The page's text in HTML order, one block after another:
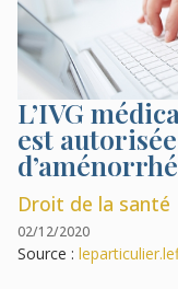
L’IVG
est
Droit de la santé
02/12/2020
Source :